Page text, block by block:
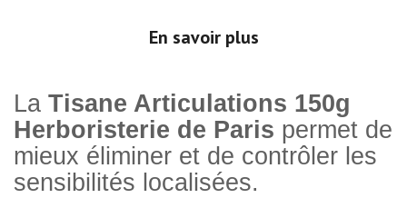
En savoir plus
La Tisane Articulations 150g
Herboristerie de Paris permet de
mieux éliminer et de contrôler les
sensibilités localisées.